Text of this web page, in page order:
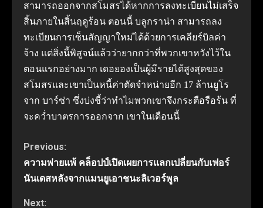
สามารถออกจากสโมสรได้หากการลงทะเบียนไม่เสร็จ
สิ้นภายในสิ้นฤดูร้อน ตอนนี้ บลูกราน่า สามารถลง
ทะเบียนการเซ็นสัญญาใหม่ได้ด้วยการเคลียร์บิลค่า
จ้าง แต่สิ่งนี้พิสูจน์แล้วว่ายากกว่าที่พวกเขาหวังไว้ใน
ตอนแรกอย่างมาก เดอยองเป็นผู้มีรายได้สูงสุดของ
สโมสรและเขาเป็นหนี้ค่าตัดจำหน่ายอีก 17 ล้านยูโร
จาก บาร์ซ่า ซึ่งบ่งชี้ว่าทำไมพวกเขาจึงกระตือรือร้น ที่
จะคว่ำบาตรการออกจาก เขาในเดือนนี้
Continue
Reading
Previous:
ความพ่ายแพ้ คล็อปป์เปิดเผยการแลกเปลี่ยนกับเฟอร์
นันเดสหลังจากแมนยูเอาชนะลิเวอร์พูล
Next: